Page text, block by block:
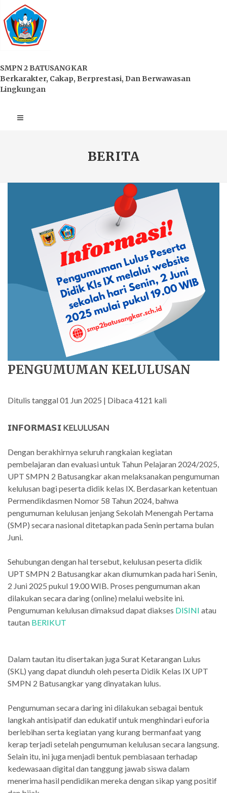
SMPN 2 BATUSANGKAR
Berkarakter, Cakap, Berprestasi, Dan Berwawasan
Lingkungan
BERITA
PENGUMUMAN KELULUSAN
Ditulis tanggal 01 Jun 2025 | Dibaca 4121 kali
𝗜𝗡𝗙𝗢𝗥𝗠𝗔𝗦𝗜 KELULUSAN
Dengan berakhirnya seluruh rangkaian kegiatan
pembelajaran dan evaluasi untuk Tahun Pelajaran 2024/2025,
UPT SMPN 2 Batusangkar akan melaksanakan pengumuman
kelulusan bagi peserta didik kelas IX. Berdasarkan ketentuan
Permendikdasmen Nomor 58 Tahun 2024, bahwa
pengumuman kelulusan jenjang Sekolah Menengah Pertama
(SMP) secara nasional ditetapkan pada Senin pertama bulan
Juni.
Sehubungan dengan hal tersebut, kelulusan peserta didik
UPT SMPN 2 Batusangkar akan diumumkan pada hari Senin,
2 Juni 2025 pukul 19.00 WIB. Proses pengumuman akan
dilakukan secara daring (online) melalui website ini.
Pengumuman kelulusan dimaksud dapat diakses DISINI atau
tautan BERIKUT
Dalam tautan itu disertakan juga Surat Ketarangan Lulus
(SKL) yang dapat diunduh oleh peserta Didik Kelas IX UPT
SMPN 2 Batusangkar yang dinyatakan lulus.
Pengumuman secara daring ini dilakukan sebagai bentuk
langkah antisipatif dan edukatif untuk menghindari euforia
berlebihan serta kegiatan yang kurang bermanfaat yang
kerap terjadi setelah pengumuman kelulusan secara langsung.
Selain itu, ini juga menjadi bentuk pembiasaan terhadap
kedewasaan digital dan tanggung jawab siswa dalam
menerima hasil pendidikan mereka dengan sikap yang positif